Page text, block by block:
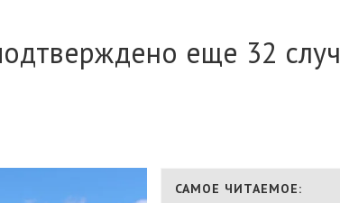
еще 32
САМОЕ ЧИТАЕМОЕ: